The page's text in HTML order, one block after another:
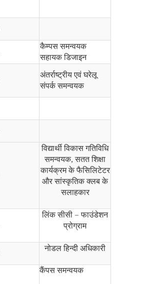
कैम्पस समन्वयक
सहायक डिजाइन
अंतर्राष्ट्रीय एवं घरेलू
संपर्क समन्वयक
विद्यार्थी विकास गतिविधि
समन्वयक, सतत शिक्षा
कार्यक्रम के फैसिलिटेटर
और सांस्कृतिक क्लब के
सलाहकार
लिंक सीसी – फाउंडेशन
प्रोग्राम
नोडल हिन्दी अधिकारी
कैंपस समन्वयक